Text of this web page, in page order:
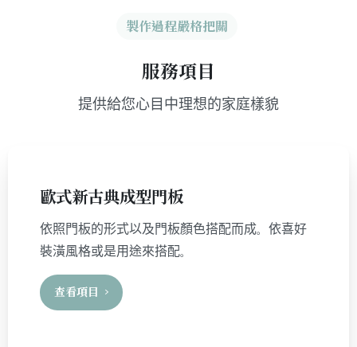
製作過程嚴格把關
服務項目
提供給您心目中理想的家庭樣貌
歐式新古典成型門板
依照門板的形式以及門板顏色搭配而成。依喜好
裝潢風格或是用途來搭配。
查看項目